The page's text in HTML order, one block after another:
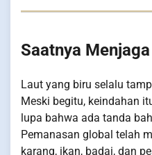
Saatnya
Laut yang biru selalu
Meski begitu, keindahan
lupa bahwa ada tanda
Pemanasan global telah
karang, ikan, badai, dan